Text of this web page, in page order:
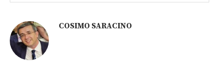
COSIMO SARACINO